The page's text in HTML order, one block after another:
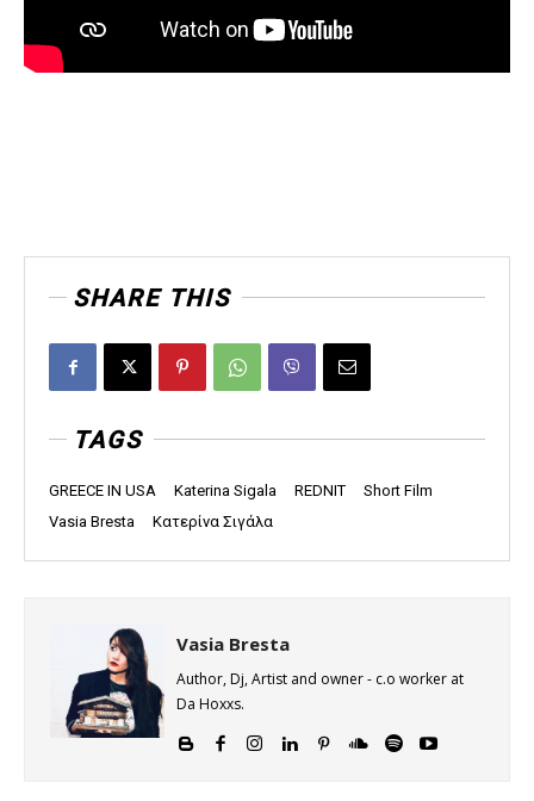
SHARE THIS
TAGS
GREECE IN USA Katerina Sigala REDNIT
Short Film
Vasia Bresta
Κατερίνα Σιγάλα
Vasia Bresta
Author, Dj, Artist and owner - c.o worker at
Da Hoxxs.